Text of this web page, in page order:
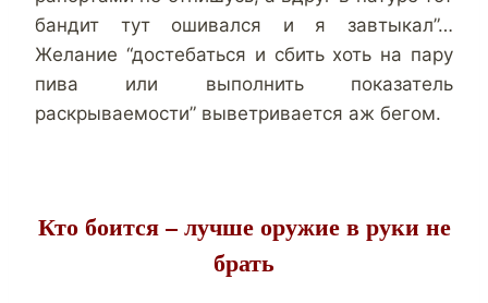
бандит тут ошивался и я завтыкал”…
Желание “достебаться и сбить хоть на пару
пива или выполнить показатель
раскрываемости” выветривается аж бегом.
Кто боится – лучше оружие в руки не
брать